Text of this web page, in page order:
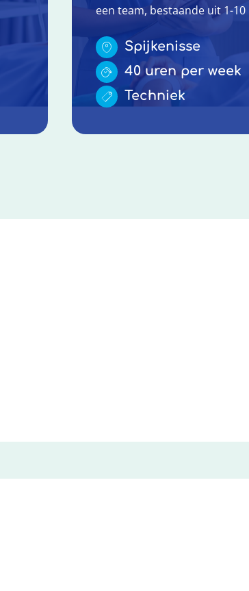
een team, bestaande uit 1-10
Spijkenisse
40 uren per week
Techniek